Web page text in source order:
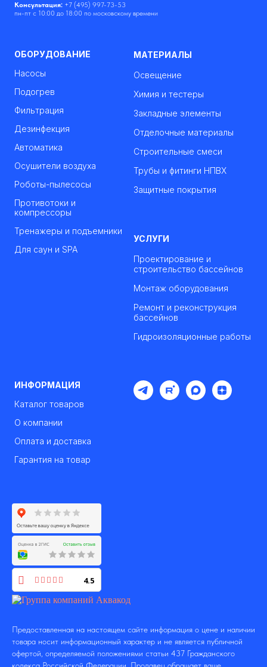
Консультация: +7 (495) 997-73-53
пн-пт с 10:00 до 18:00 по московскому времени
ОБОРУДОВАНИЕ
Насосы
Подогрев
Фильтрация
Дезинфекция
Автоматика
Осушители воздуха
Роботы-пылесосы
Противотоки и
компрессоры
Тренажеры и подъемники
Для саун и SPA
МАТЕРИАЛЫ
Освещение
Химия и тестеры
Закладные элементы
Отделочные материалы
Строительные смеси
Трубы и фитинги НПВХ
Защитные покрытия
УСЛУГИ
Проектирование и
строительство бассейнов
Монтаж оборудования
Ремонт и реконструкция
бассейнов
Гидроизоляционные работы
ИНФОРМАЦИЯ
Каталог товаров
О компании
Оплата и доставка
Гарантия на товар
4.5
Предоставленная на настоящем сайте информация о цене и наличии
товара носит информационный характер и не является публичной
офертой, определяемой положениями статьи 437 Гражданского